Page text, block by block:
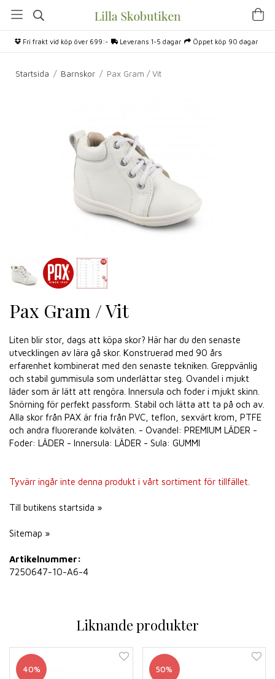
Fri frakt vid köp över 699:- Leverans 1-5 dagar Öppet köp 90 dagar
Startsida / Barnskor / Pax Gram / Vit
Pax Gram / Vit
Liten blir stor, dags att köpa skor? Här har du den senaste
utvecklingen av lära gå skor. Konstruerad med 90 års
erfarenhet kombinerat med den senaste tekniken. Greppvänlig
och stabil gummisula som underlättar steg. Ovandel i mjukt
läder som är lätt att rengöra. Innersula och foder i mjukt skinn.
Snörning för perfekt passform. Stabil och lätta att ta på och av.
Alla skor från PAX är fria från PVC, teflon, sexvärt krom, PTFE
och andra fluorerande kolväten. - Ovandel: PREMIUM LÄDER -
Foder: LÄDER - Innersula: LÄDER - Sula: GUMMI
Tyvärr ingår inte denna produkt i vårt sortiment för tillfället.
Till butikens startsida »
Sitemap »
Artikelnummer:
7250647-10-A6-4
Liknande produkter
40% 50%